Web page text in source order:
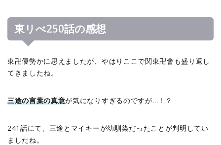
東リべ250話の感想
東卍優勢かに思えましたが、やはりここで関東卍會も盛り返し
てきましたね。
三途の言葉の真意が気になりすぎるのですが…！？
241話にて、三途とマイキーが幼馴染だったことが判明してい
ましたね。